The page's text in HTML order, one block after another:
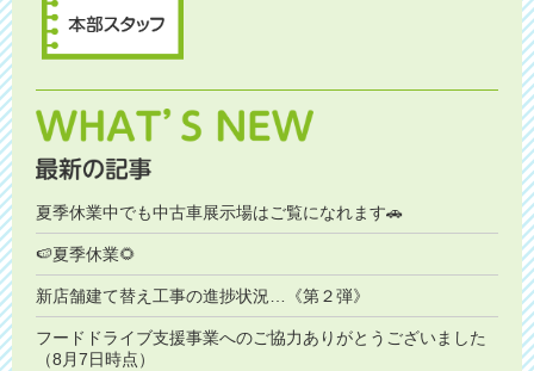
夏季休業中でも中古車展示場はご覧になれます🚗
🍉夏季休業🌻
新店舗建て替え工事の進捗状況…《第２弾》
フードドライブ支援事業へのご協力ありがとうございました
（8月7日時点）